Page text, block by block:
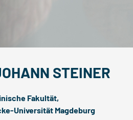
STEINER
Fakultät,
Universität Magdeburg